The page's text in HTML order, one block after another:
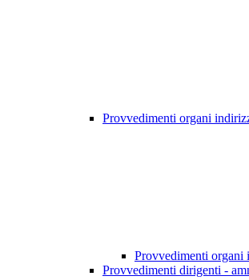
Provvedimenti organi
Provvedimenti
Provvedimenti dirigenti -